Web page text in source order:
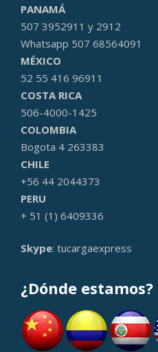
PANAMÁ
507 3952911 y 2912
Whatsapp 507 68564091
MÉXICO
52 55 416 96911
COSTA RICA
506-4000-1425
COLOMBIA
Bogota 4 263383
CHILE
+56 44 2044373
PERU
+ 51 (1) 6409336
Skype: tucargaexpress
¿Dónde estamos?